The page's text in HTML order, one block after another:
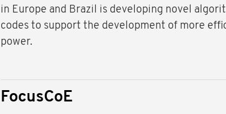
in Europe and Brazil is developing novel
codes to support the development of more
power.
FocusCoE